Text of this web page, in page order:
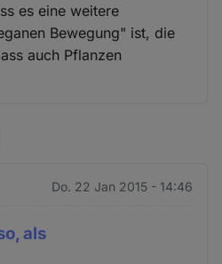
es eine weitere
Bewegung" ist, die
auch Pflanzen
Do. 22 Jan 2015 - 14:46
als